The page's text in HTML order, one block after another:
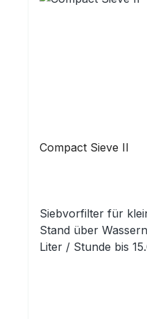
Compact Sieve II
Siebvorfilter für
Stand über
Liter / Stunde bis